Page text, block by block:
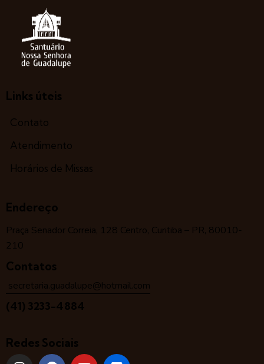
Links úteis
Contato
Atendimento
Horários de Missas
Endereço
Praça Senador Correia, 128 Centro, Curitiba – PR, 80010-
210
Contatos
secretaria.guadalupe@hotmail.com
(41) 3233-4884
Redes Sociais